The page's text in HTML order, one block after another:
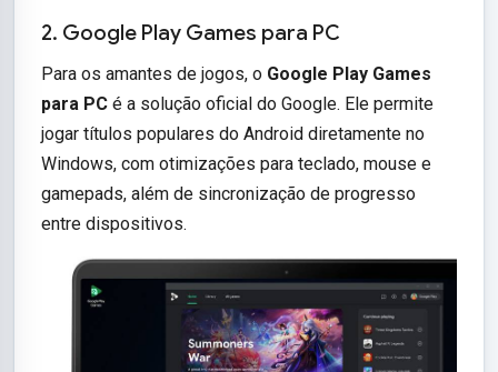
2. Google Play Games para PC
Para os amantes de jogos, o Google Play Games
para PC é a solução oficial do Google. Ele permite
jogar títulos populares do Android diretamente no
Windows, com otimizações para teclado, mouse e
gamepads, além de sincronização de progresso
entre dispositivos.